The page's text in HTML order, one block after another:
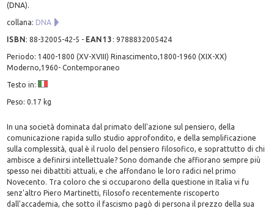
(DNA).
collana: DNA
ISBN:88-32005-42-5 - EAN13 :9788832005424
Periodo: 1400-1800 (XV-XVIII) Rinascimento,1800-1960 (XIX-XX)
Moderno,1960- Contemporaneo
Testo in:
Peso: 0.17 kg
In una società dominata dal primato dell'azione sul pensiero, della
comunicazione rapida sullo studio approfondito, e della semplificazione
sulla complessità, qual è il ruolo del pensiero filosofico, e soprattutto di chi
ambisce a definirsi intellettuale? Sono domande che affiorano sempre più
spesso nei dibattiti attuali, e che affondano le loro radici nel primo
Novecento. Tra coloro che si occuparono della questione in Italia vi fu
senz'altro Piero Martinetti, filosofo recentemente riscoperto
dall'accademia, che sotto il fascismo pagò di persona il prezzo della sua